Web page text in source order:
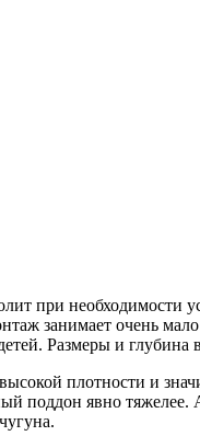
при необходимости
занимает очень
Размеры и глубина
плотности и
поддон явно